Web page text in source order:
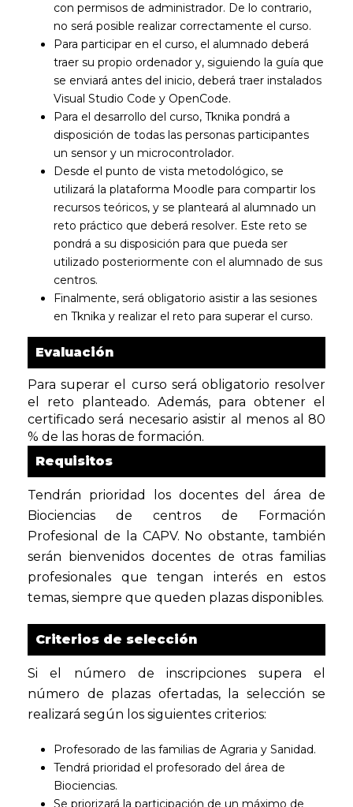
con permisos de administrador. De lo contrario,
no será posible realizar correctamente el curso.
Para participar en el curso, el alumnado deberá
traer su propio ordenador y, siguiendo la guía que
se enviará antes del inicio, deberá traer instalados
Visual Studio Code y OpenCode.
Para el desarrollo del curso, Tknika pondrá a
disposición de todas las personas participantes
un sensor y un microcontrolador.
Desde el punto de vista metodológico, se
utilizará la plataforma Moodle para compartir los
recursos teóricos, y se planteará al alumnado un
reto práctico que deberá resolver. Este reto se
pondrá a su disposición para que pueda ser
utilizado posteriormente con el alumnado de sus
centros.
Finalmente, será obligatorio asistir a las sesiones
en Tknika y realizar el reto para superar el curso.
Evaluación
Para superar el curso será obligatorio resolver
el reto planteado. Además, para obtener el
certificado será necesario asistir al menos al 80
% de las horas de formación.
Requisitos
Tendrán prioridad los docentes del área de
Biociencias de centros de Formación
Profesional de la CAPV. No obstante, también
serán bienvenidos docentes de otras familias
profesionales que tengan interés en estos
temas, siempre que queden plazas disponibles.
Criterios de selección
Si el número de inscripciones supera el
número de plazas ofertadas, la selección se
realizará según los siguientes criterios:
Profesorado de las familias de Agraria y Sanidad.
Tendrá prioridad el profesorado del área de
Biociencias.